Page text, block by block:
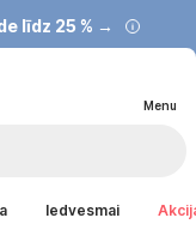
līdz 25 % →
Menu
Iedvesmai